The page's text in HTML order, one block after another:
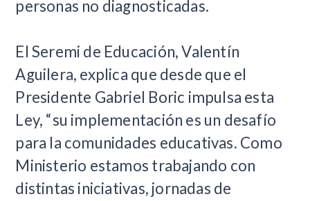
personas no diagnosticadas.
El Seremi de Educación, Valentín
Aguilera, explica que desde que el
Presidente Gabriel Boric impulsa esta
Ley, “su implementación es un desafío
para la comunidades educativas. Como
Ministerio estamos trabajando con
distintas iniciativas, jornadas de